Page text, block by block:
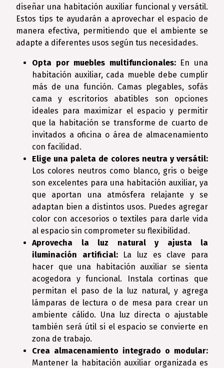
diseñar una habitación auxiliar funcional y versátil.
Estos tips te ayudarán a aprovechar el espacio de
manera efectiva, permitiendo que el ambiente se
adapte a diferentes usos según tus necesidades.
Opta por muebles multifuncionales:En una
habitación auxiliar, cada mueble debe cumplir
más de una función. Camas plegables, sofás
cama y escritorios abatibles son opciones
ideales para maximizar el espacio y permitir
que la habitación se transforme de cuarto de
invitados a oficina o área de almacenamiento
con facilidad.
Elige una paleta de colores neutra y versátil:
Los colores neutros como blanco, gris o beige
son excelentes para una habitación auxiliar, ya
que aportan una atmósfera relajante y se
adaptan bien a distintos usos. Puedes agregar
color con accesorios o textiles para darle vida
al espacio sin comprometer su flexibilidad.
Aprovecha la luz natural y ajusta la
iluminación artificial:La luz es clave para
hacer que una habitación auxiliar se sienta
acogedora y funcional. Instala cortinas que
permitan el paso de la luz natural, y agrega
lámparas de lectura o de mesa para crear un
ambiente cálido. Una luz directa o ajustable
también será útil si el espacio se convierte en
zona de trabajo.
Crea almacenamiento integrado o modular:
Mantener la habitación auxiliar organizada es